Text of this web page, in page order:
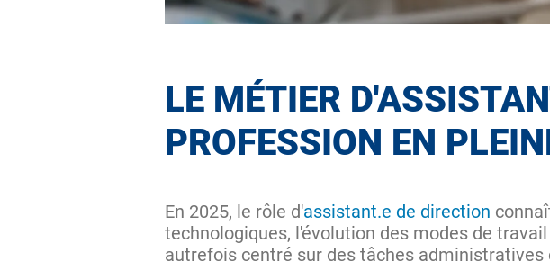
LE MÉTIER
PROFESSION EN
En 2025, le rôle d'assistant.e de direction
technologiques, l'évolution des modes de
autrefois centré sur des tâches